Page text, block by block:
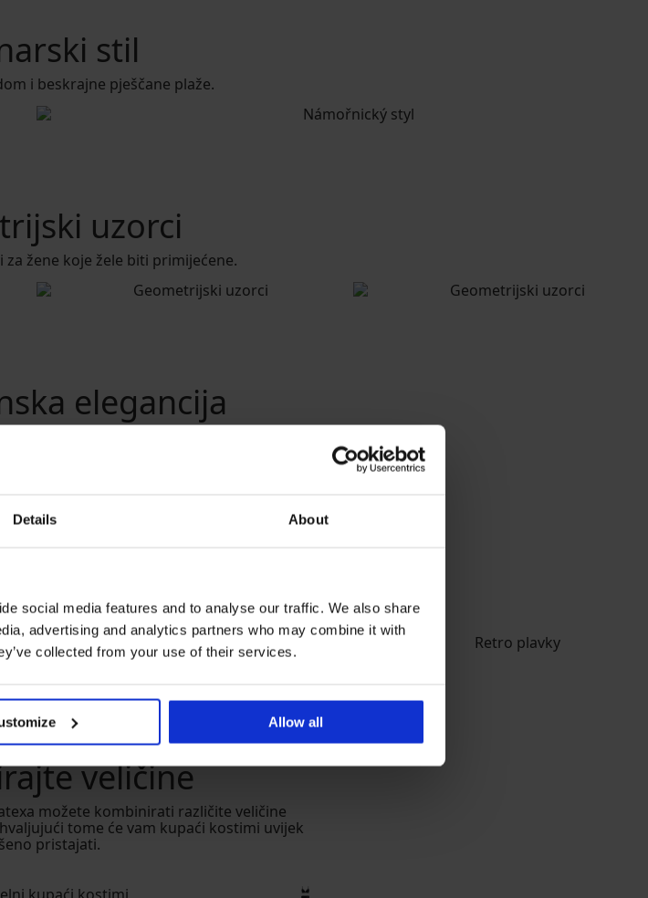
Details About
social media features and to analyse our traffic. We also share
advertising and analytics partners who may combine it with
collected from your use of their services.
Allow all
stil
i beskrajne pješčane plaže.
uzorci
žene koje žele biti primijećene.
elegancija
uzorke i zanimljive krojeve.
veličine
možete kombinirati različite veličine
tome će vam kupaći kostimi uvijek
pristajati.